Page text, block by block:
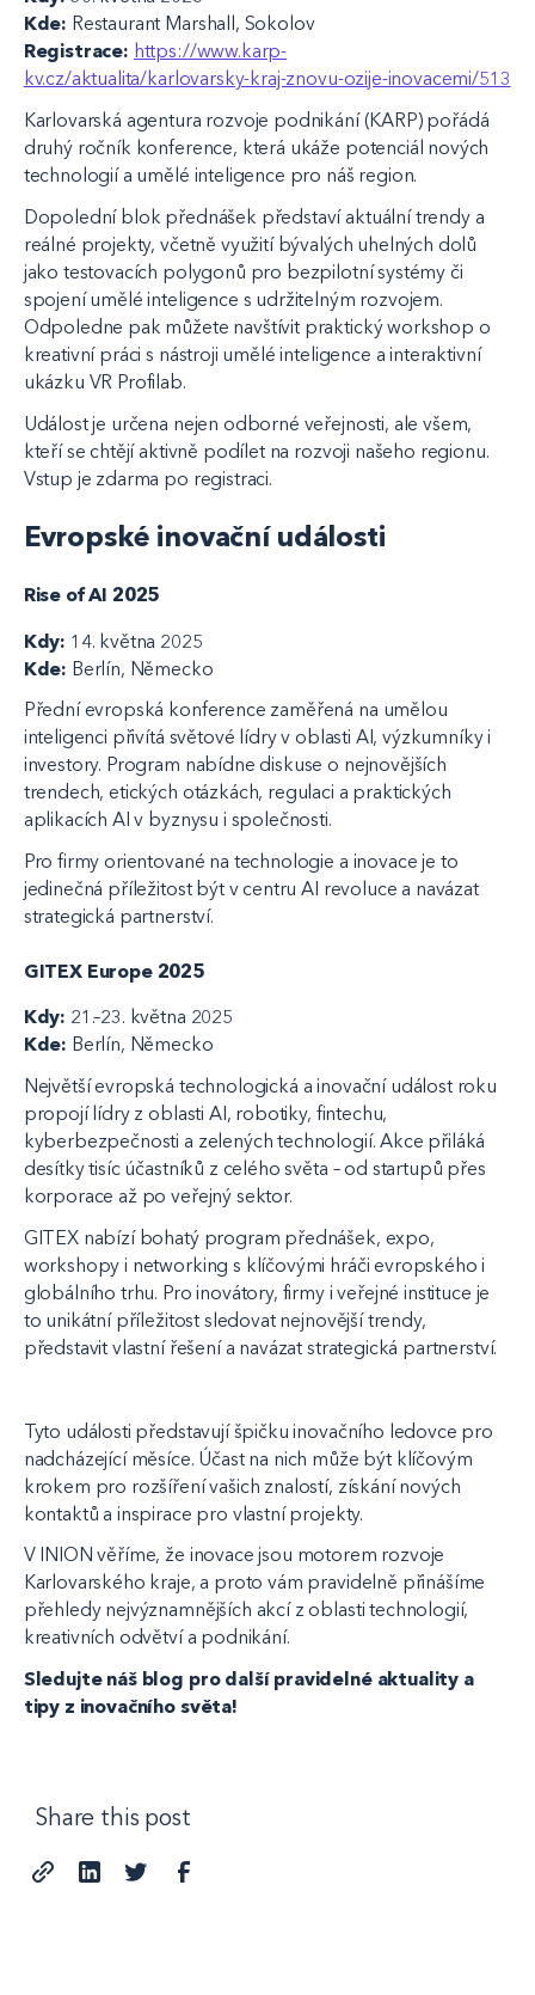
Kde: Restaurant Marshall, Sokolov
Registrace: https://www.karp-
kv.cz/aktualita/karlovarsky-kraj-znovu-ozije-inovacemi/513
Karlovarská agentura rozvoje podnikání (KARP) pořádá
druhý ročník konference, která ukáže potenciál nových
technologií a umělé inteligence pro náš region.
Dopolední blok přednášek představí aktuální trendy a
reálné projekty, včetně využití bývalých uhelných dolů
jako testovacích polygonů pro bezpilotní systémy či
spojení umělé inteligence s udržitelným rozvojem.
Odpoledne pak můžete navštívit praktický workshop o
kreativní práci s nástroji umělé inteligence a interaktivní
ukázku VR Profilab.
Událost je určena nejen odborné veřejnosti, ale všem,
kteří se chtějí aktivně podílet na rozvoji našeho regionu.
Vstup je zdarma po registraci.
Evropské inovační události
Rise of AI 2025
Kdy: 14. května 2025
Kde: Berlín, Německo
Přední evropská konference zaměřená na umělou
inteligenci přivítá světové lídry v oblasti AI, výzkumníky i
investory. Program nabídne diskuse o nejnovějších
trendech, etických otázkách, regulaci a praktických
aplikacích AI v byznysu i společnosti.
Pro firmy orientované na technologie a inovace je to
jedinečná příležitost být v centru AI revoluce a navázat
strategická partnerství.
GITEX Europe 2025
Kdy: 21.–23. května 2025
Kde: Berlín, Německo
Největší evropská technologická a inovační událost roku
propojí lídry z oblasti AI, robotiky, fintechu,
kyberbezpečnosti a zelených technologií. Akce přiláká
desítky tisíc účastníků z celého světa – od startupů přes
korporace až po veřejný sektor.
GITEX nabízí bohatý program přednášek, expo,
workshopy i networking s klíčovými hráči evropského i
globálního trhu. Pro inovátory, firmy i veřejné instituce je
to unikátní příležitost sledovat nejnovější trendy,
představit vlastní řešení a navázat strategická partnerství.
Tyto události představují špičku inovačního ledovce pro
nadcházející měsíce. Účast na nich může být klíčovým
krokem pro rozšíření vašich znalostí, získání nových
kontaktů a inspirace pro vlastní projekty.
V INION věříme, že inovace jsou motorem rozvoje
Karlovarského kraje, a proto vám pravidelně přinášíme
přehledy nejvýznamnějších akcí z oblasti technologií,
kreativních odvětví a podnikání.
Sledujte náš blog pro další pravidelné aktuality a
tipy z inovačního světa!
Share this post